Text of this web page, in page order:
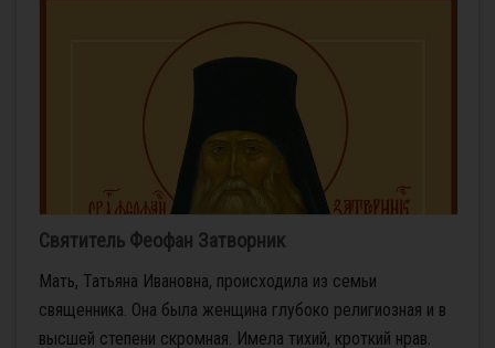
Святитель Феофан Затворник
Мать, Татьяна Ивановна, происходила из семьи
священника. Она была женщина глубоко религиозная и в
высшей степени скромная. Имела тихий, кроткий нрав.